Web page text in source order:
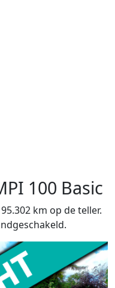
100 Basic
km op de teller.